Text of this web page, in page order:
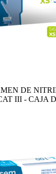
DE
III - CAJA